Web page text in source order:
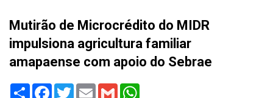
Mutirão de Microcrédito do MIDR
impulsiona agricultura familiar
amapaense com apoio do Sebrae
Share Facebook
TwitterEmail Gmail